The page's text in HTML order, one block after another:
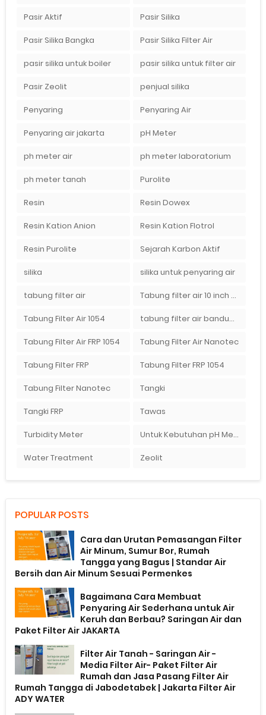
Pasir Aktif Pasir Silika
Pasir Silika Bangka Pasir Silika Filter Air
pasir silika untuk boiler pasir silika untuk filter air
Pasir Zeolit penjual silika
Penyaring Penyaring Air
Penyaring air jakarta pH Meter
ph meter air ph meter laboratorium
ph meter tanah Purolite
Resin Resin Dowex
Resin Kation Anion Resin Kation Flotrol
Resin Purolite Sejarah Karbon Aktif
silika silika untuk penyaring air
tabung filter air Tabung filter air 10 inch Agen tabung filter nanotec di bandung"
Tabung Filter Air 1054 tabung filter air bandung
Tabung Filter Air FRP 1054 Tabung Filter Air Nanotec
Tabung Filter FRP Tabung Filter FRP 1054
Tabung Filter Nanotec Tangki
Tangki FRP Tawas
Turbidity Meter Untuk Kebutuhan pH Meter Murah Hanya Di Ady Water
Water Treatment Zeolit
POPULAR POSTS
Cara dan Urutan Pemasangan Filter
Air Minum, Sumur Bor, Rumah
Tangga yang Bagus | Standar Air
Bersih dan Air Minum Sesuai Permenkes
Bagaimana Cara Membuat
Penyaring Air Sederhana untuk Air
Keruh dan Berbau? Saringan Air dan
Paket Filter Air JAKARTA
Filter Air Tanah - Saringan Air -
Media Filter Air- Paket Filter Air
Rumah dan Jasa Pasang Filter Air
Rumah Tangga di Jabodetabek | Jakarta Filter Air
ADY WATER